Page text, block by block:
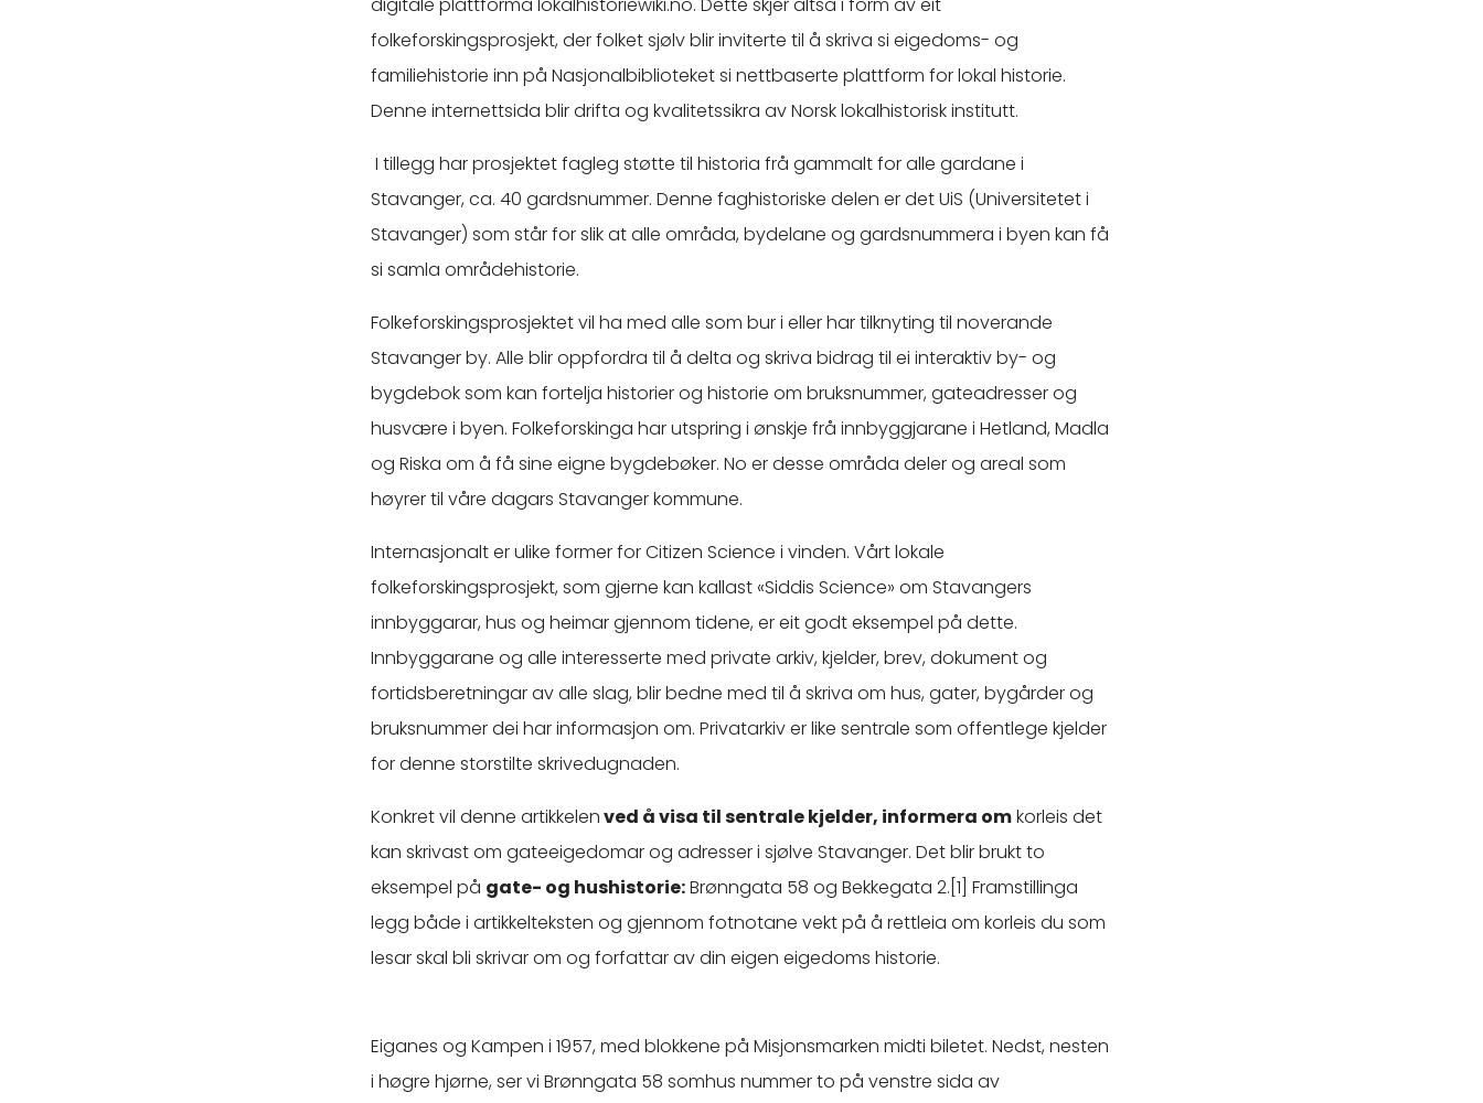
folkeforskingsprosjekt, der folket sjølv blir inviterte til å skriva si eigedoms- og
familiehistorie inn på Nasjonalbiblioteket si nettbaserte plattform for lokal historie.
Denne internettsida blir drifta og kvalitetssikra av Norsk lokalhistorisk institutt.
I tillegg har prosjektet fagleg støtte til historia frå gammalt for alle gardane i
Stavanger, ca. 40 gardsnummer. Denne faghistoriske delen er det UiS (Universitetet i
Stavanger) som står for slik at alle områda, bydelane og gardsnummera i byen kan få
si samla områdehistorie.
Folkeforskingsprosjektet vil ha med alle som bur i eller har tilknyting til noverande
Stavanger by. Alle blir oppfordra til å delta og skriva bidrag til ei interaktiv by- og
bygdebok som kan fortelja historier og historie om bruksnummer, gateadresser og
husvære i byen. Folkeforskinga har utspring i ønskje frå innbyggjarane i Hetland, Madla
og Riska om å få sine eigne bygdebøker. No er desse områda deler og areal som
høyrer til våre dagars Stavanger kommune.
Internasjonalt er ulike former for Citizen Science i vinden. Vårt lokale
folkeforskingsprosjekt, som gjerne kan kallast «Siddis Science» om Stavangers
innbyggarar, hus og heimar gjennom tidene, er eit godt eksempel på dette.
Innbyggarane og alle interesserte med private arkiv, kjelder, brev, dokument og
fortidsberetningar av alle slag, blir bedne med til å skriva om hus, gater, bygårder og
bruksnummer dei har informasjon om. Privatarkiv er like sentrale som offentlege kjelder
for denne storstilte skrivedugnaden.
Konkret vil denne artikkelenved å visa til sentrale kjelder, informera omkorleis det
kan skrivast om gateeigedomar og adresser i sjølve Stavanger. Det blir brukt to
eksempel på gate- og hushistorie:Brønngata 58 og Bekkegata 2.[1] Framstillinga
legg både i artikkelteksten og gjennom fotnotane vekt på å rettleia om korleis du som
lesar skal bli skrivar om og forfattar av din eigen eigedoms historie.
Eiganes og Kampen i 1957, med blokkene på Misjonsmarken midti biletet. Nedst, nesten
i høgre hjørne, ser vi Brønngata 58 somhus nummer to på venstre sida av